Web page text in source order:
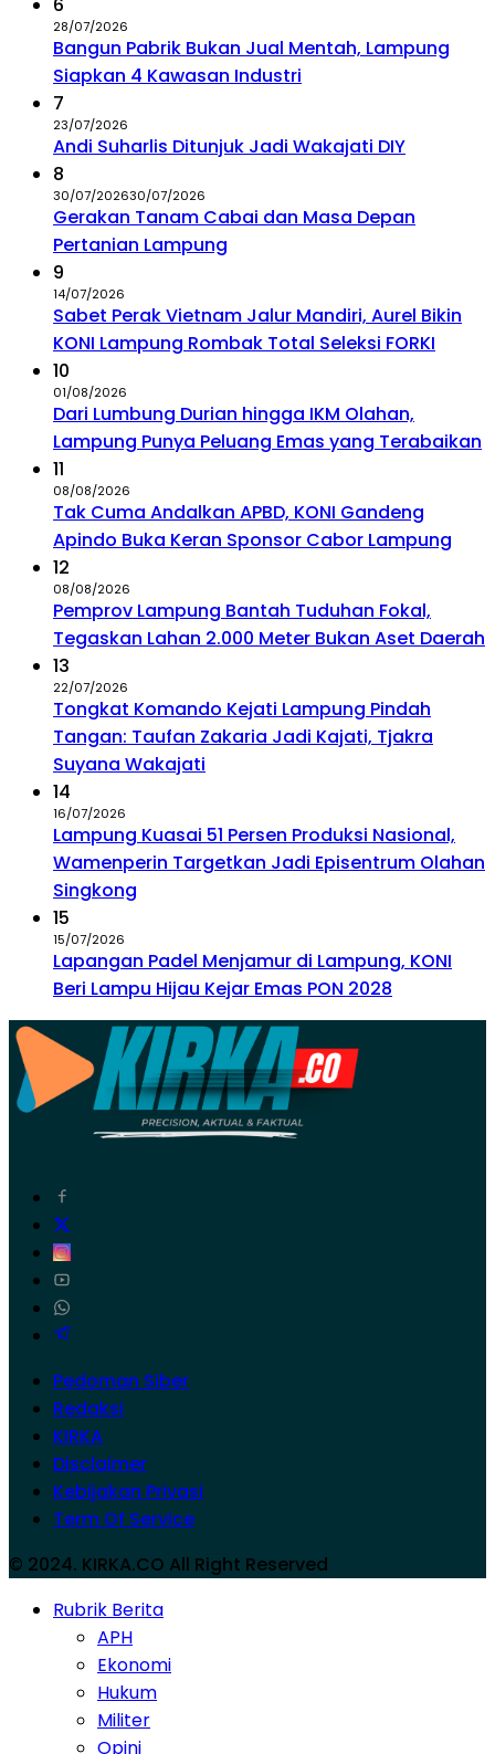
6
28/07/2026
Bangun Pabrik Bukan Jual Mentah, Lampung
Siapkan 4 Kawasan Industri
7
23/07/2026
Andi Suharlis Ditunjuk Jadi Wakajati DIY
8
30/07/202630/07/2026
Gerakan Tanam Cabai dan Masa Depan
Pertanian Lampung
9
14/07/2026
Sabet Perak Vietnam Jalur Mandiri, Aurel Bikin
KONI Lampung Rombak Total Seleksi FORKI
10
01/08/2026
Dari Lumbung Durian hingga IKM Olahan,
Lampung Punya Peluang Emas yang Terabaikan
11
08/08/2026
Tak Cuma Andalkan APBD, KONI Gandeng
Apindo Buka Keran Sponsor Cabor Lampung
12
08/08/2026
Pemprov Lampung Bantah Tuduhan Fokal,
Tegaskan Lahan 2.000 Meter Bukan Aset Daerah
13
22/07/2026
Tongkat Komando Kejati Lampung Pindah
Tangan: Taufan Zakaria Jadi Kajati, Tjakra
Suyana Wakajati
14
16/07/2026
Lampung Kuasai 51 Persen Produksi Nasional,
Wamenperin Targetkan Jadi Episentrum Olahan
Singkong
15
15/07/2026
Lapangan Padel Menjamur di Lampung, KONI
Beri Lampu Hijau Kejar Emas PON 2028
Pedoman Siber
Redaksi
KIRKA
Disclaimer
Kebijakan Privasi
Term Of Service
© 2024. KIRKA.CO All Right Reserved
Rubrik Berita
APH
Ekonomi
Hukum
Militer
Opini